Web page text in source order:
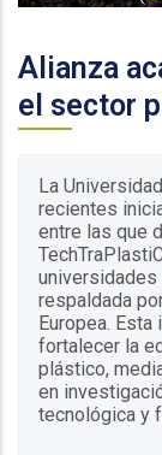
Alianza
el sector
La
recientes
entre las que
universidades
respaldada
Europea.
fortalecer la
plástico,
en
tecnológica y